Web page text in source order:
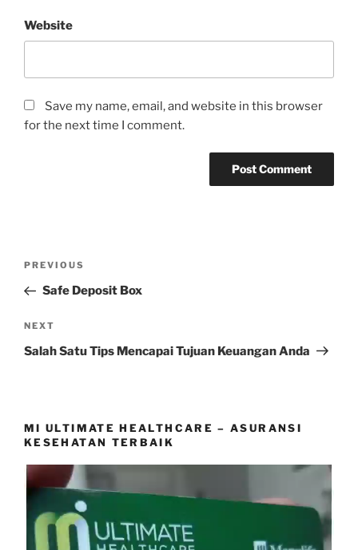
Website
Save my name, email, and website in this browser
for the next time I comment.
Previous
Post
PREVIOUS
Safe Deposit Box
Next
Post
NEXT
Salah Satu Tips Mencapai Tujuan Keuangan Anda
MI ULTIMATE HEALTHCARE – ASURANSI
KESEHATAN TERBAIK
Video
Player